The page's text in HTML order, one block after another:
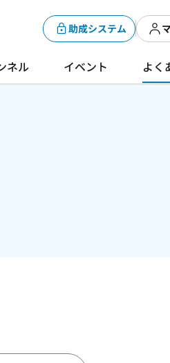
助成システム
ネル イベント よく